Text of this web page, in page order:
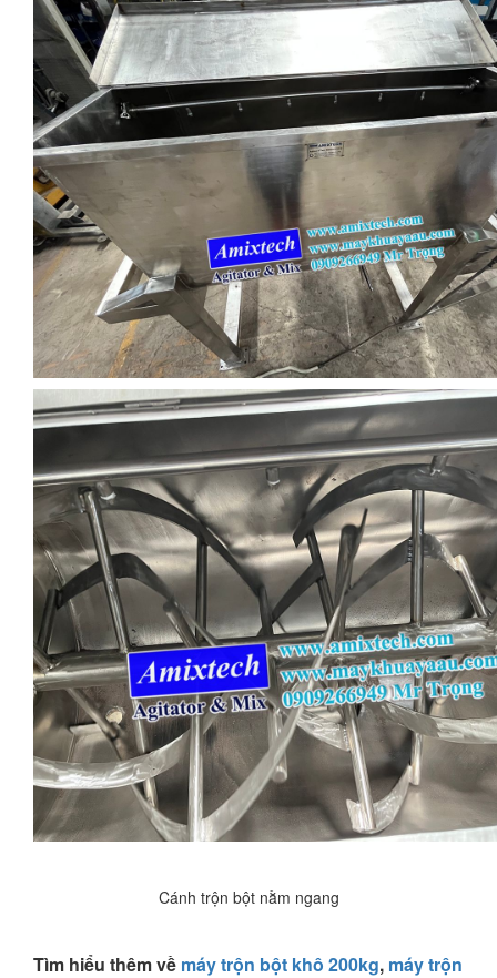
Cánh trộn bột nằm ngang
Tìm hiểu thêm về máy trộn bột khô 200kg, máy trộn